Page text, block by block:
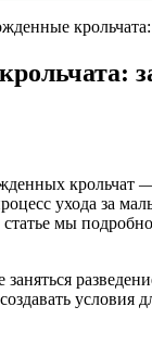
крольчат
ухода за
мы
заняться